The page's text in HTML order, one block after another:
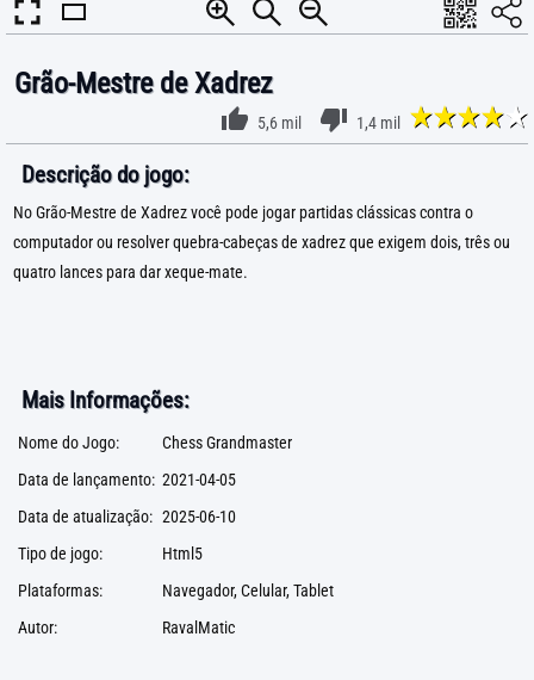
Grão-Mestre de Xadrez
5,6 mil 1,4 mil
Descrição do jogo:
No Grão-Mestre de Xadrez você pode jogar partidas clássicas contra o
computador ou resolver quebra-cabeças de xadrez que exigem dois, três ou
quatro lances para dar xeque-mate.
Mais Informações:
Nome do Jogo:
Chess Grandmaster
Data de lançamento: 2021-04-05
Data de atualização: 2025-06-10
Tipo de jogo:
Html5
Plataformas:
Navegador, Celular, Tablet
Autor:
RavalMatic